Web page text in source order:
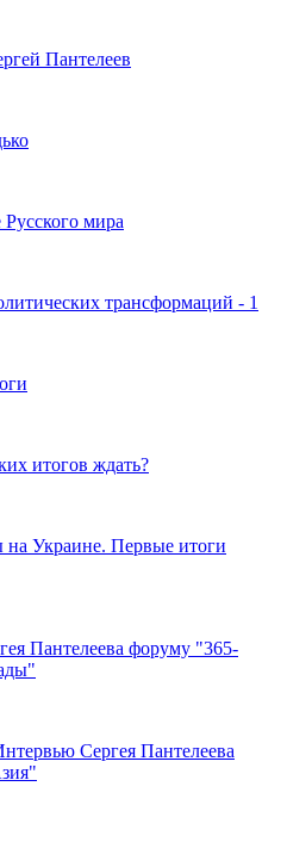
Пантелеев
мира
трансформаций - 1
итогов ждать?
на Украине. Первые итоги
Пантелеева форуму "365-
Сергея Пантелеева